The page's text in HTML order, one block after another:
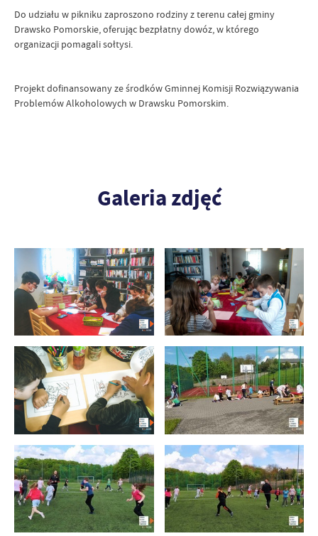
Do udziału w pikniku zaproszono rodziny z terenu całej gminy
Drawsko Pomorskie, oferując bezpłatny dowóz, w którego
organizacji pomagali sołtysi.
Projekt dofinansowany ze środków Gminnej Komisji Rozwiązywania
Problemów Alkoholowych w Drawsku Pomorskim.
Galeria zdjęć